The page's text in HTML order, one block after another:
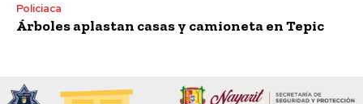
Policiaca
Árboles aplastan casas y camioneta en Tepic